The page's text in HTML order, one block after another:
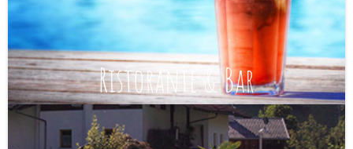
Ristorante & Bar